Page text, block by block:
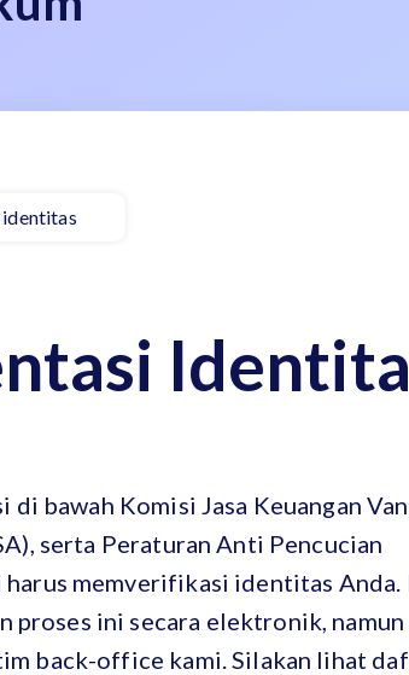
bawah Komisi Jasa Keuangan
serta Peraturan Anti Pencucian
memverifikasi identitas Anda.
ini secara elektronik, namun
back-office kami. Silakan lihat